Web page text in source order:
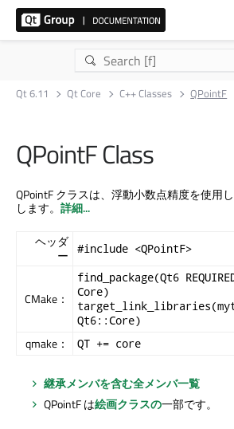
Qt 6.11 Qt Core C++ Classes QPointF
QPointF Class
QPointF クラスは、浮動小数点精度を使用
します。 詳細...
ヘッダ
ー
#include <QPointF>
CMake：
find_package(Qt6 REQUIRED
Core)
Qt6::Core)
qmake： QT += core
継承メンバを含む全メンバ一覧
QPointF は絵画クラスの一部です。